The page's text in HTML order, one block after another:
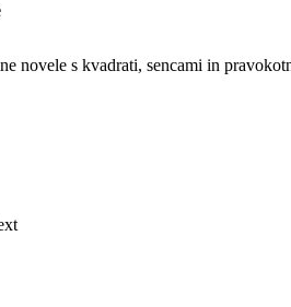
novele s kvadrati, sencami in